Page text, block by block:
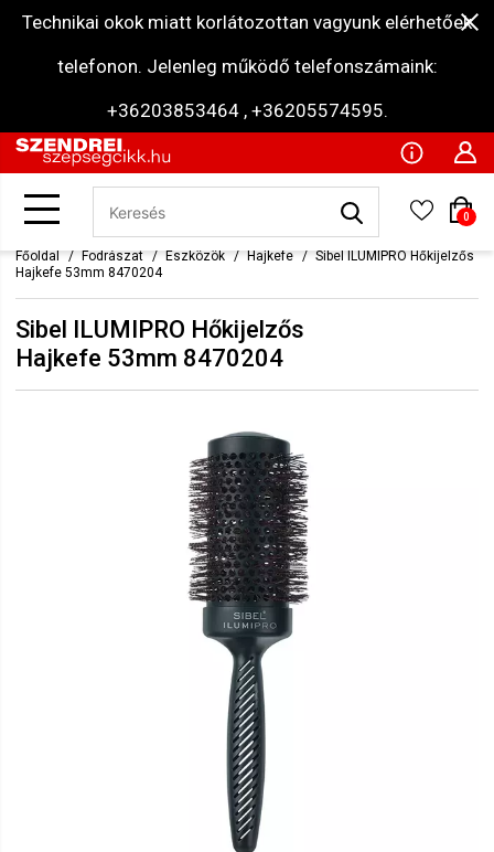
Technikai okok miatt korlátozottan vagyunk elérhetőek
telefonon. Jelenleg működő telefonszámaink:
+36203853464 , +36205574595.
0
Főoldal Fodrászat Eszközök Hajkefe
Sibel ILUMIPRO Hőkijelzős
Hajkefe 53mm 8470204
Sibel ILUMIPRO Hőkijelzős
Hajkefe 53mm 8470204